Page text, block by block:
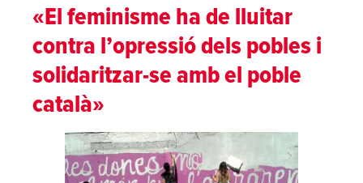
«El feminisme ha de lluitar
contra l’opressió dels pobles i
solidaritzar-se amb el poble
català»